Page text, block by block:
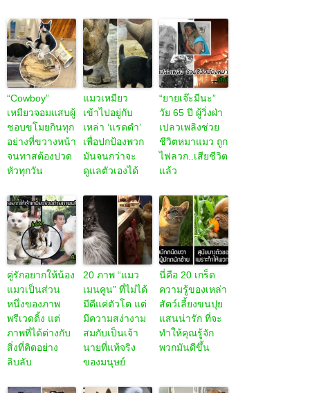
“Cowboy”
เหมียวจอมแสบผู้
ชอบขโมยกินทุก
อย่างที่ขวางหน้า
จนทาสต้องปวด
หัวทุกวัน
แมวเหมียว
เข้าไปอยู่กับ
เหล่า ‘แรดดำ’
เพื่อปกป้องพวก
มันจนกว่าจะ
ดูแลตัวเองได้
“ยายเจ๊ะมีนะ”
วัย 65 ปี ผู้วิ่งฝ่า
เปลวเพลิงช่วย
ชีวิตหมาแมว ถูก
ไฟลวก..เสียชีวิต
แล้ว
คู่รักอยากให้น้อง
แมวเป็นส่วน
หนึ่งของภาพ
พรีเวดดิ้ง แต่
ภาพที่ได้ต่างกับ
สิ่งที่คิดอย่าง
ลิบลับ
20 ภาพ “แมว
เมนคูน” ที่ไม่ได้
มีดีแค่ตัวโต แต่
มีความสง่างาม
สมกับเป็นเจ้า
นายที่แท้จริง
ของมนุษย์
นี่คือ 20 เกร็ด
ความรู้ของเหล่า
สัตว์เลี้ยงขนปุย
แสนน่ารัก ที่จะ
ทำให้คุณรู้จัก
พวกมันดีขึ้น